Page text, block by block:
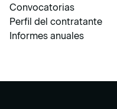
Convocatorias
Perfil del contratante
Informes anuales